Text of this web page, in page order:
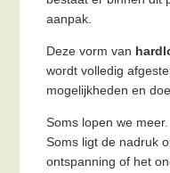
aanpak.
Deze vorm van
wordt volledig
mogelijkheden en
Soms lopen we
Soms ligt de nadruk
ontspanning of het